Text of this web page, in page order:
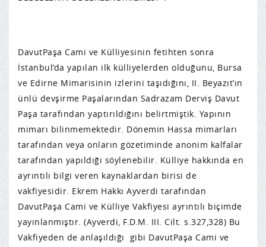
DavutPaşa Cami ve Külliyesinin fetihten sonra
İstanbul’da yapılan ilk külliyelerden olduğunu, Bursa
ve Edirne Mimarisinin izlerini taşıdığını, II. Beyazıt’ın
ünlü devşirme Paşalarından Sadrazam Derviş Davut
Paşa tarafından yaptırıldığını belirtmiştik. Yapının
mimarı bilinmemektedir. Dönemin Hassa mimarları
tarafından veya onların gözetiminde anonim kalfalar
tarafından yapıldığı söylenebilir. Külliye hakkında en
ayrıntılı bilgi veren kaynaklardan birisi de
vakfiyesidir. Ekrem Hakkı Ayverdi tarafından
DavutPaşa Cami ve Külliye Vakfiyesi ayrıntılı biçimde
yayınlanmıştır. (Ayverdi, F.D.M. III. Cilt. s.327,328) Bu
Vakfiyeden de anlaşıldığı gibi DavutPaşa Cami ve